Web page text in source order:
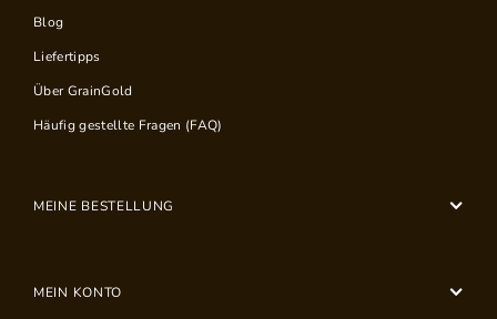
Blog
Liefertipps
Über GrainGold
Häufig gestellte Fragen (FAQ)
MEINE BESTELLUNG
MEIN KONTO